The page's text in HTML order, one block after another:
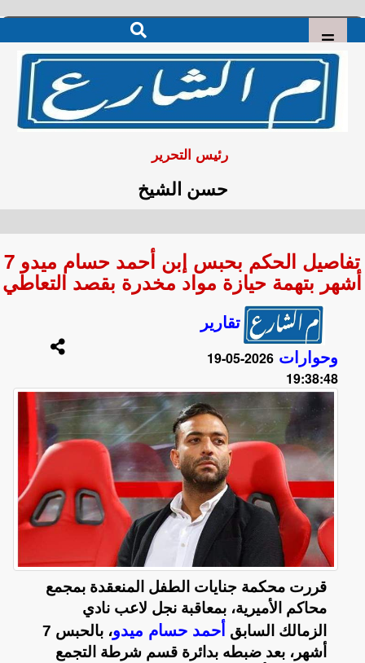
رئيس التحرير
حسن الشيخ
تفاصيل الحكم بحبس إبن أحمد حسام ميدو 7
أشهر بتهمة حيازة مواد مخدرة بقصد التعاطي
تقارير
وحوارات
2026-05-19
19:38:48
قررت محكمة جنايات الطفل المنعقدة بمجمع
محاكم الأميرية، بمعاقبة نجل لاعب نادي
الزمالك السابق أحمد حسام ميدو
، بالحبس 7
أشهر، بعد ضبطه بدائرة قسم شرطة التجمع